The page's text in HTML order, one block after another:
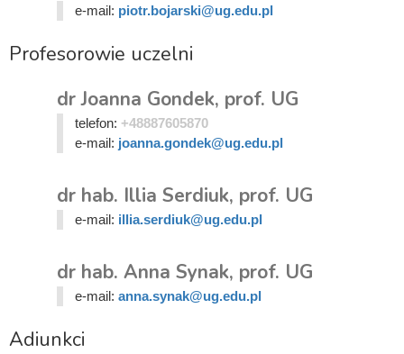
e-mail: piotr.bojarski@ug.edu.pl
Profesorowie uczelni
dr Joanna Gondek, prof. UG
telefon: +48887605870
e-mail: joanna.gondek@ug.edu.pl
dr hab. Illia Serdiuk, prof. UG
e-mail: illia.serdiuk@ug.edu.pl
dr hab. Anna Synak, prof. UG
e-mail: anna.synak@ug.edu.pl
Adiunkci